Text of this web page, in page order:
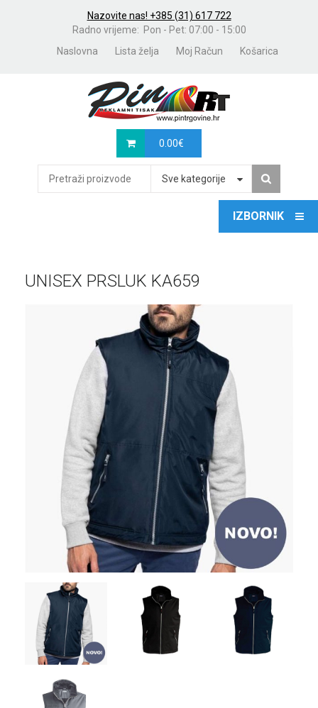
Nazovite nas! +385 (31) 617 722
Radno vrijeme: Pon - Pet: 07:00 - 15:00
Naslovna
Lista želja Moj Račun Košarica
0.00€
Sve kategorije
UNISEX PRSLUK KA659